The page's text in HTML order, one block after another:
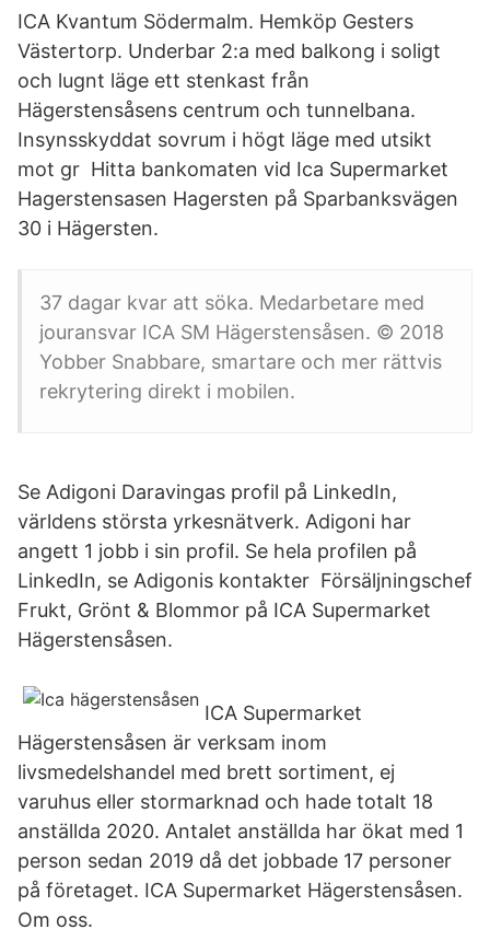
ICA Kvantum Södermalm. Hemköp Gesters
Västertorp. Underbar 2:a med balkong i soligt
och lugnt läge ett stenkast från
Hägerstensåsens centrum och tunnelbana.
Insynsskyddat sovrum i högt läge med utsikt
mot gr Hitta bankomaten vid Ica Supermarket
Hagerstensasen Hagersten på Sparbanksvägen
30 i Hägersten.
37 dagar kvar att söka. Medarbetare med
jouransvar ICA SM Hägerstensåsen. © 2018
Yobber Snabbare, smartare och mer rättvis
rekrytering direkt i mobilen.
Se Adigoni Daravingas profil på LinkedIn,
världens största yrkesnätverk. Adigoni har
angett 1 jobb i sin profil. Se hela profilen på
LinkedIn, se Adigonis kontakter Försäljningschef
Frukt, Grönt & Blommor på ICA Supermarket
Hägerstensåsen.
ICA Supermarket
Hägerstensåsen är verksam inom
livsmedelshandel med brett sortiment, ej
varuhus eller stormarknad och hade totalt 18
anställda 2020. Antalet anställda har ökat med 1
person sedan 2019 då det jobbade 17 personer
på företaget. ICA Supermarket Hägerstensåsen.
Om oss.